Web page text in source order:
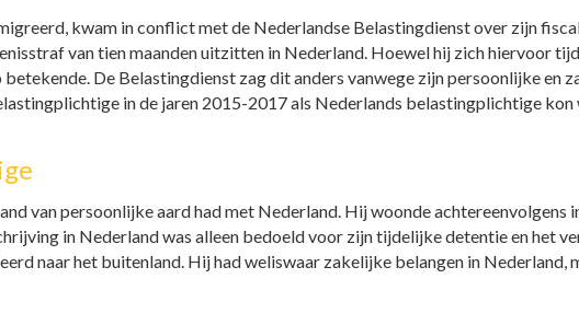
kwam in conflict met de Nederlandse Belastingdienst over zijn
van tien maanden uitzitten in Nederland. Hoewel hij zich hiervoor
De Belastingdienst zag dit anders vanwege zijn persoonlijke en
in de jaren 2015-2017 als Nederlands belastingplichtige kon
van persoonlijke aard had met Nederland. Hij woonde achtereenvolgens
in Nederland was alleen bedoeld voor zijn tijdelijke detentie en het
naar het buitenland. Hij had weliswaar zakelijke belangen in Nederland,